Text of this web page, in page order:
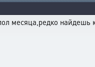
месяца,редко найдешь